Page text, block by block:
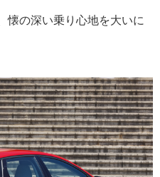
懐の深い乗り心地を大いに